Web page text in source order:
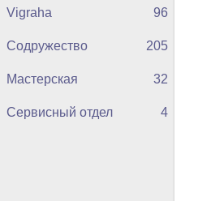
Vigraha 96
Содружество 205
Мастерская 32
Сервисный отдел 4